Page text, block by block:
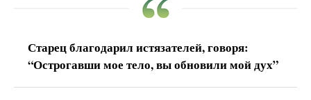
Старец благодарил истязателей, говоря:
“Острогавши мое тело, вы обновили мой дух”